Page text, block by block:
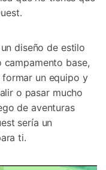
diseño de estilo
base,
un equipo y
o pasar mucho
de aventuras
sería un
ti.
Dr.Fone
confianza